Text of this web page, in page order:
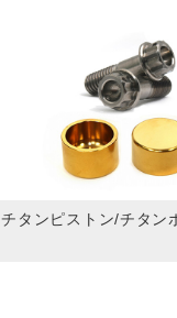
チタンピストン/チタン